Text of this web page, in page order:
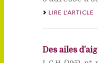
LIRE L'ARTICLE
Des ailes